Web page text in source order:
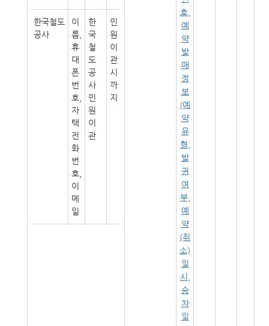
한국철도
공사
이
름,
휴
대
폰
번
호,
자
택
전
화
번
호,
이
메
일
한
국
철
도
공
사
민
원
이
관
민
원
이
관
시
까
지
호,
예
약
발
매
정
보
(예
약
유
형,
발
권
여
부,
예
약
(취
소)
일
시,
승
차
일